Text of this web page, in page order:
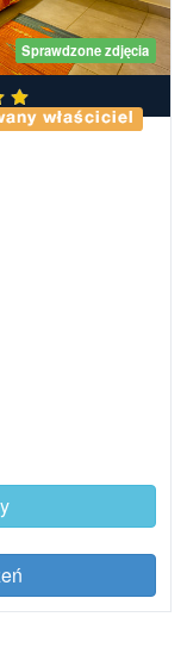
Sprawdzone zdjęcia
właściciel